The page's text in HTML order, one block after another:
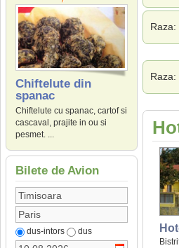
Chiftelute din
spanac
Chiftelute cu spanac, cartof si
cascaval, prajite in ou si
pesmet. ...
Bilete de Avion
dus-intors dus
Raza:
Raza: